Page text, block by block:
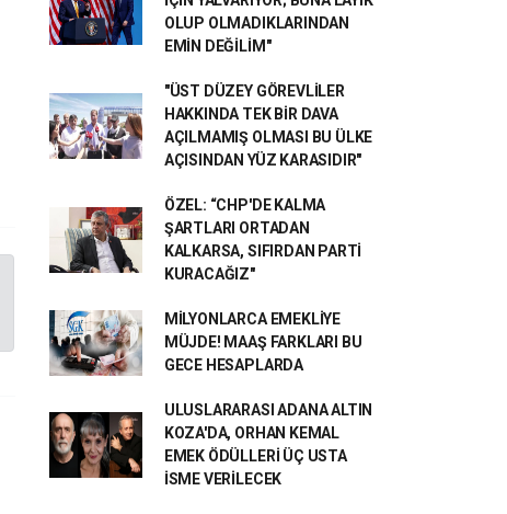
OLUP OLMADIKLARINDAN
EMİN DEĞİLİM"
"ÜST DÜZEY GÖREVLİLER
HAKKINDA TEK BİR DAVA
AÇILMAMIŞ OLMASI BU ÜLKE
AÇISINDAN YÜZ KARASIDIR"
ÖZEL: “CHP'DE KALMA
ŞARTLARI ORTADAN
KALKARSA, SIFIRDAN PARTİ
KURACAĞIZ"
MİLYONLARCA EMEKLİYE
MÜJDE! MAAŞ FARKLARI BU
GECE HESAPLARDA
ULUSLARARASI ADANA ALTIN
KOZA'DA, ORHAN KEMAL
EMEK ÖDÜLLERİ ÜÇ USTA
İSME VERİLECEK